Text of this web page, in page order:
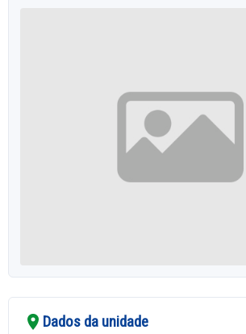
Dados da unidade